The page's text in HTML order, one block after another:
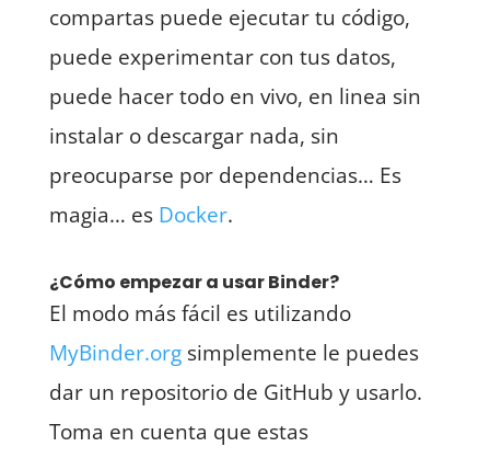
compartas puede ejecutar tu código,
puede experimentar con tus datos,
puede hacer todo en vivo, en linea sin
instalar o descargar nada, sin
preocuparse por dependencias… Es
magia… es Docker.
¿Cómo empezar a usar Binder?
El modo más fácil es utilizando
MyBinder.orgsimplemente le puedes
dar un repositorio de GitHub y usarlo.
Toma en cuenta que estas